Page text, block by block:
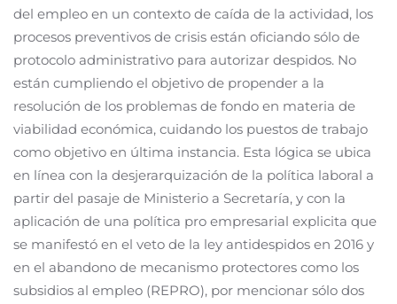
del empleo en un contexto de caída de la actividad, los
procesos preventivos de crisis están oficiando sólo de
protocolo administrativo para autorizar despidos. No
están cumpliendo el objetivo de propender a la
resolución de los problemas de fondo en materia de
viabilidad económica, cuidando los puestos de trabajo
como objetivo en última instancia. Esta lógica se ubica
en línea con la desjerarquización de la política laboral a
partir del pasaje de Ministerio a Secretaría, y con la
aplicación de una política pro empresarial explicita que
se manifestó en el veto de la ley antidespidos en 2016 y
en el abandono de mecanismo protectores como los
subsidios al empleo (REPRO), por mencionar sólo dos